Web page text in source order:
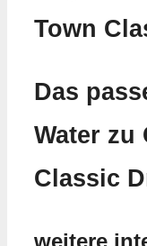
Town
Das
Water zu
Classic